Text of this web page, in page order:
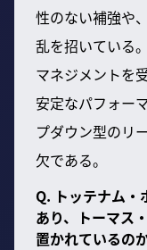
性のない補強や
乱を招いている
マネジメントを
安定なパフォー
プダウン型のリ
欠である。
Q. トッテナム・
あり、トーマス
置かれているの